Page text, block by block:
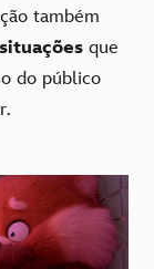
também
que
do público